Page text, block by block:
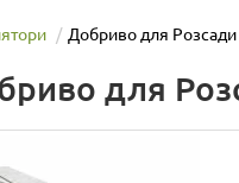
Добриво для
для